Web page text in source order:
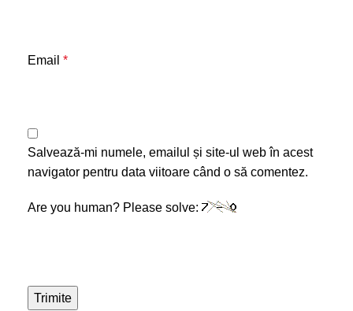
Email *
Salvează-mi numele, emailul și site-ul web în acest
navigator pentru data viitoare când o să comentez.
Are you human? Please solve: